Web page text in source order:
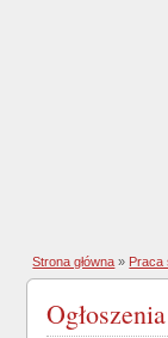
Strona główna » Praca